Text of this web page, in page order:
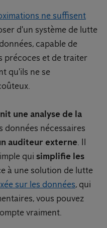
ne suffisent
d'un système de lutte
capable de
précoces et de traiter
qu'ils ne se
une analyse de la
données nécessaires
auditeur externe. Il
qui simplifie les
à une solution de lutte
sur les données, qui
vous pouvez
vraiment.